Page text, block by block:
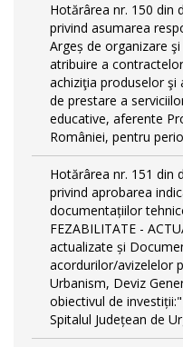
Hotărârea nr. 150 din
privind asumarea
Argeș de organizare
atribuire a
achiziţia produselor
de prestare a
educative, aferente
României, pentru
Hotărârea nr. 151 din
privind aprobarea
documentațiilor
FEZABILITATE -
actualizate și
acordurilor/avizelelor
Urbanism, Deviz
obiectivul de
Spitalul Județean de